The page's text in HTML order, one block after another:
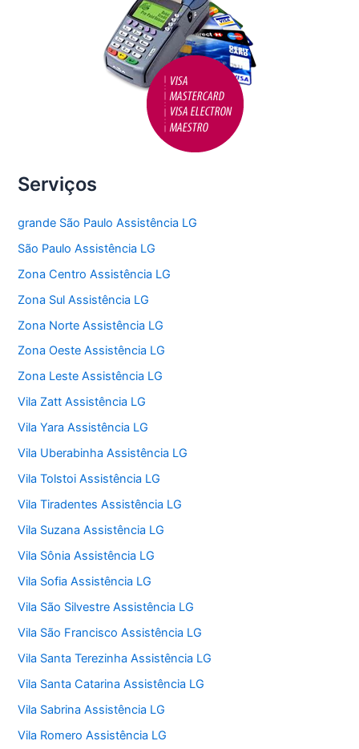
Serviços
grande São Paulo Assistência LG
São Paulo Assistência LG
Zona Centro Assistência LG
Zona Sul Assistência LG
Zona Norte Assistência LG
Zona Oeste Assistência LG
Zona Leste Assistência LG
Vila Zatt Assistência LG
Vila Yara Assistência LG
Vila Uberabinha Assistência LG
Vila Tolstoi Assistência LG
Vila Tiradentes Assistência LG
Vila Suzana Assistência LG
Vila Sônia Assistência LG
Vila Sofia Assistência LG
Vila São Silvestre Assistência LG
Vila São Francisco Assistência LG
Vila Santa Terezinha Assistência LG
Vila Santa Catarina Assistência LG
Vila Sabrina Assistência LG
Vila Romero Assistência LG